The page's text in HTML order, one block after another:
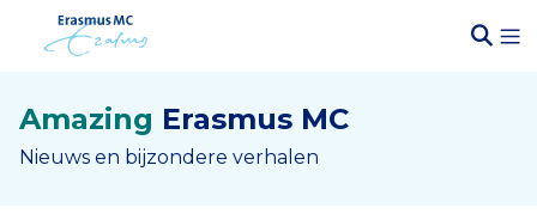
Amazing Erasmus MC
Nieuws en bijzondere verhalen